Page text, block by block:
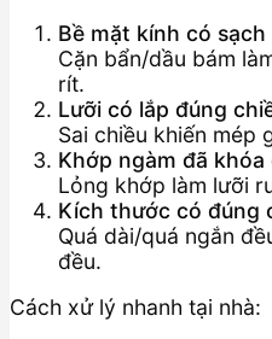
Bề mặt kính có
Cặn bẩn/dầu bám
rít.
Lưỡi có lắp đúng
Sai chiều khiến mép
Khớp ngàm đã khóa
Lỏng khớp làm lưỡi
Kích thước có đúng
Quá dài/quá ngắn
đều.
Cách xử lý nhanh tại nhà: